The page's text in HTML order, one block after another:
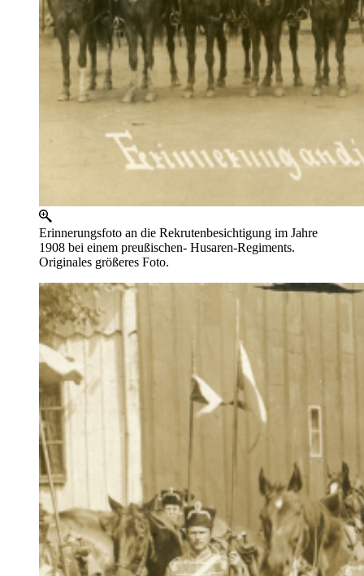
Erinnerungsfoto an die Rekrutenbesichtigung im Jahre
1908 bei einem preußischen- Husaren-Regiments.
Originales größeres Foto.